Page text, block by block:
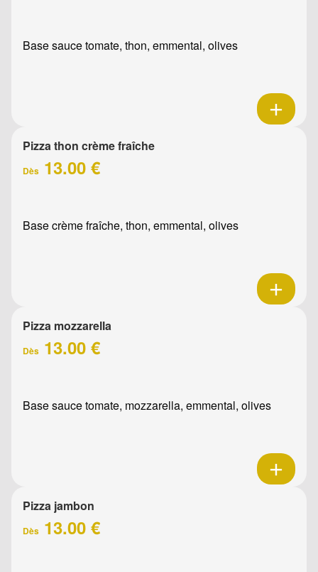
Base sauce tomate, thon, emmental, olives
Pizza thon crème fraîche
Dès 13.00 €
Base crème fraîche, thon, emmental, olives
Pizza mozzarella
Dès 13.00 €
Base sauce tomate, mozzarella, emmental, olives
Pizza jambon
Dès 13.00 €